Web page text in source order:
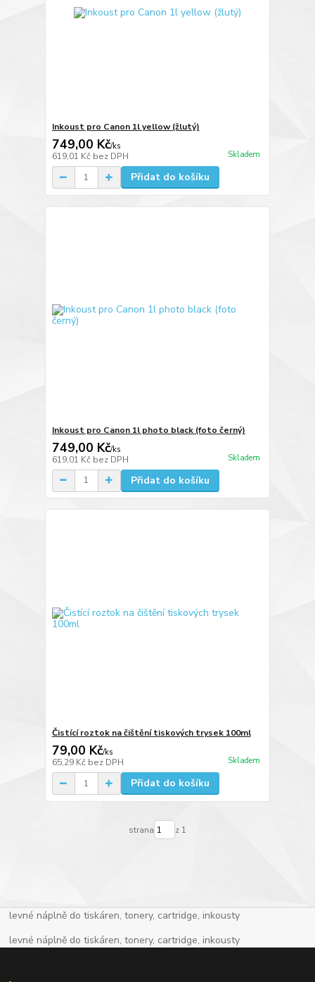
Inkoust pro Canon 1l yellow (žlutý)
749,00 Kč/ks
619,01 Kč bez DPH Skladem
Přidat do košíku
Inkoust pro Canon 1l photo black (foto černý)
749,00 Kč/ks
619,01 Kč bez DPH Skladem
Přidat do košíku
Čistící roztok na čištění tiskových trysek 100ml
79,00 Kč/ks
65,29 Kč bez DPH Skladem
Přidat do košíku
strana z 1
levné náplně do tiskáren, tonery, cartridge, inkousty
levné náplně do tiskáren, tonery, cartridge, inkousty